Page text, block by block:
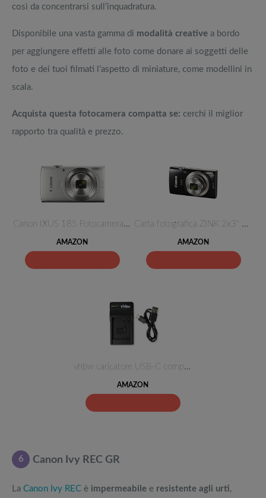
così da concentrarsi sull’inquadratura.
Disponibile una vasta gamma di modalità creative a bordo
per aggiungere effetti alle foto come donare ai soggetti delle
foto e dei tuoi filmati l’aspetto di miniature, come modellini in
scala.
Acquista questa fotocamera compatta se: cerchi il miglior
rapporto tra qualità e prezzo.
Canon IXUS 185 Fotocamera Digi…
AMAZON
Carta fotografica ZINK 2x3" Ca…
AMAZON
vhbw caricatore USB-C compatib…
AMAZON
6 Canon Ivy REC GR
La Canon Ivy REC è impermeabile e resistente agli urti,